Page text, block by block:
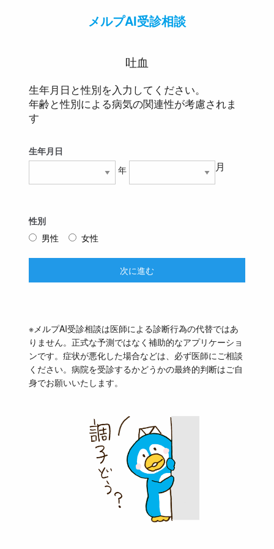
メルプAI受診相談
吐血
生年月日と性別を入力してください。
年齢と性別による病気の関連性が考慮されま
す
生年月日
年
月
性別
男性
女性
※メルプAI受診相談は医師による診断行為の代替ではあ
りません。正式な予測ではなく補助的なアプリケーショ
ンです。症状が悪化した場合などは、必ず医師にご相談
ください。病院を受診するかどうかの最終的判断はご自
身でお願いいたします。